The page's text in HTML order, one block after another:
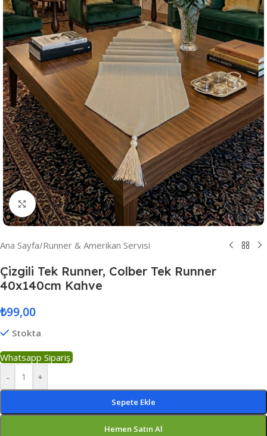
Resmi Büyüt
Ana Sayfa/Runner & Amerikan Servisi
Çizgili Tek Runner, Colber Tek Runner
40x140cm Kahve
₺99,00
Stokta
Whatsapp Sipariş
-
+
Sepete Ekle
Hemen Satın Al